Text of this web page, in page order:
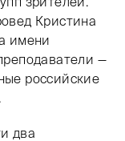
Кристина
имени
—
российские
два